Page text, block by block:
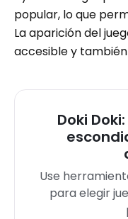
popular, lo que
La aparición del
accesible y
Doki
Use
para elegir